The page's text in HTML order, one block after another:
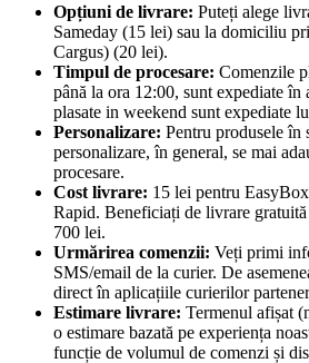
Opțiuni de livrare: Puteți alege
Sameday (15 lei) sau la domiciliu
Cargus) (20 lei).
Timpul de procesare: Comenzile
până la ora 12:00, sunt expediate în
plasate in weekend sunt expediate
Personalizare: Pentru produsele în
personalizare, în general, se mai
procesare.
Cost livrare: 15 lei pentru
Rapid. Beneficiați de livrare
700 lei.
Urmărirea comenzii: Veți primi
SMS/email de la curier. De
direct în aplicațiile curierilor
Estimare livrare: Termenul afișat
o estimare bazată pe experiența
funcție de volumul de comenzi și